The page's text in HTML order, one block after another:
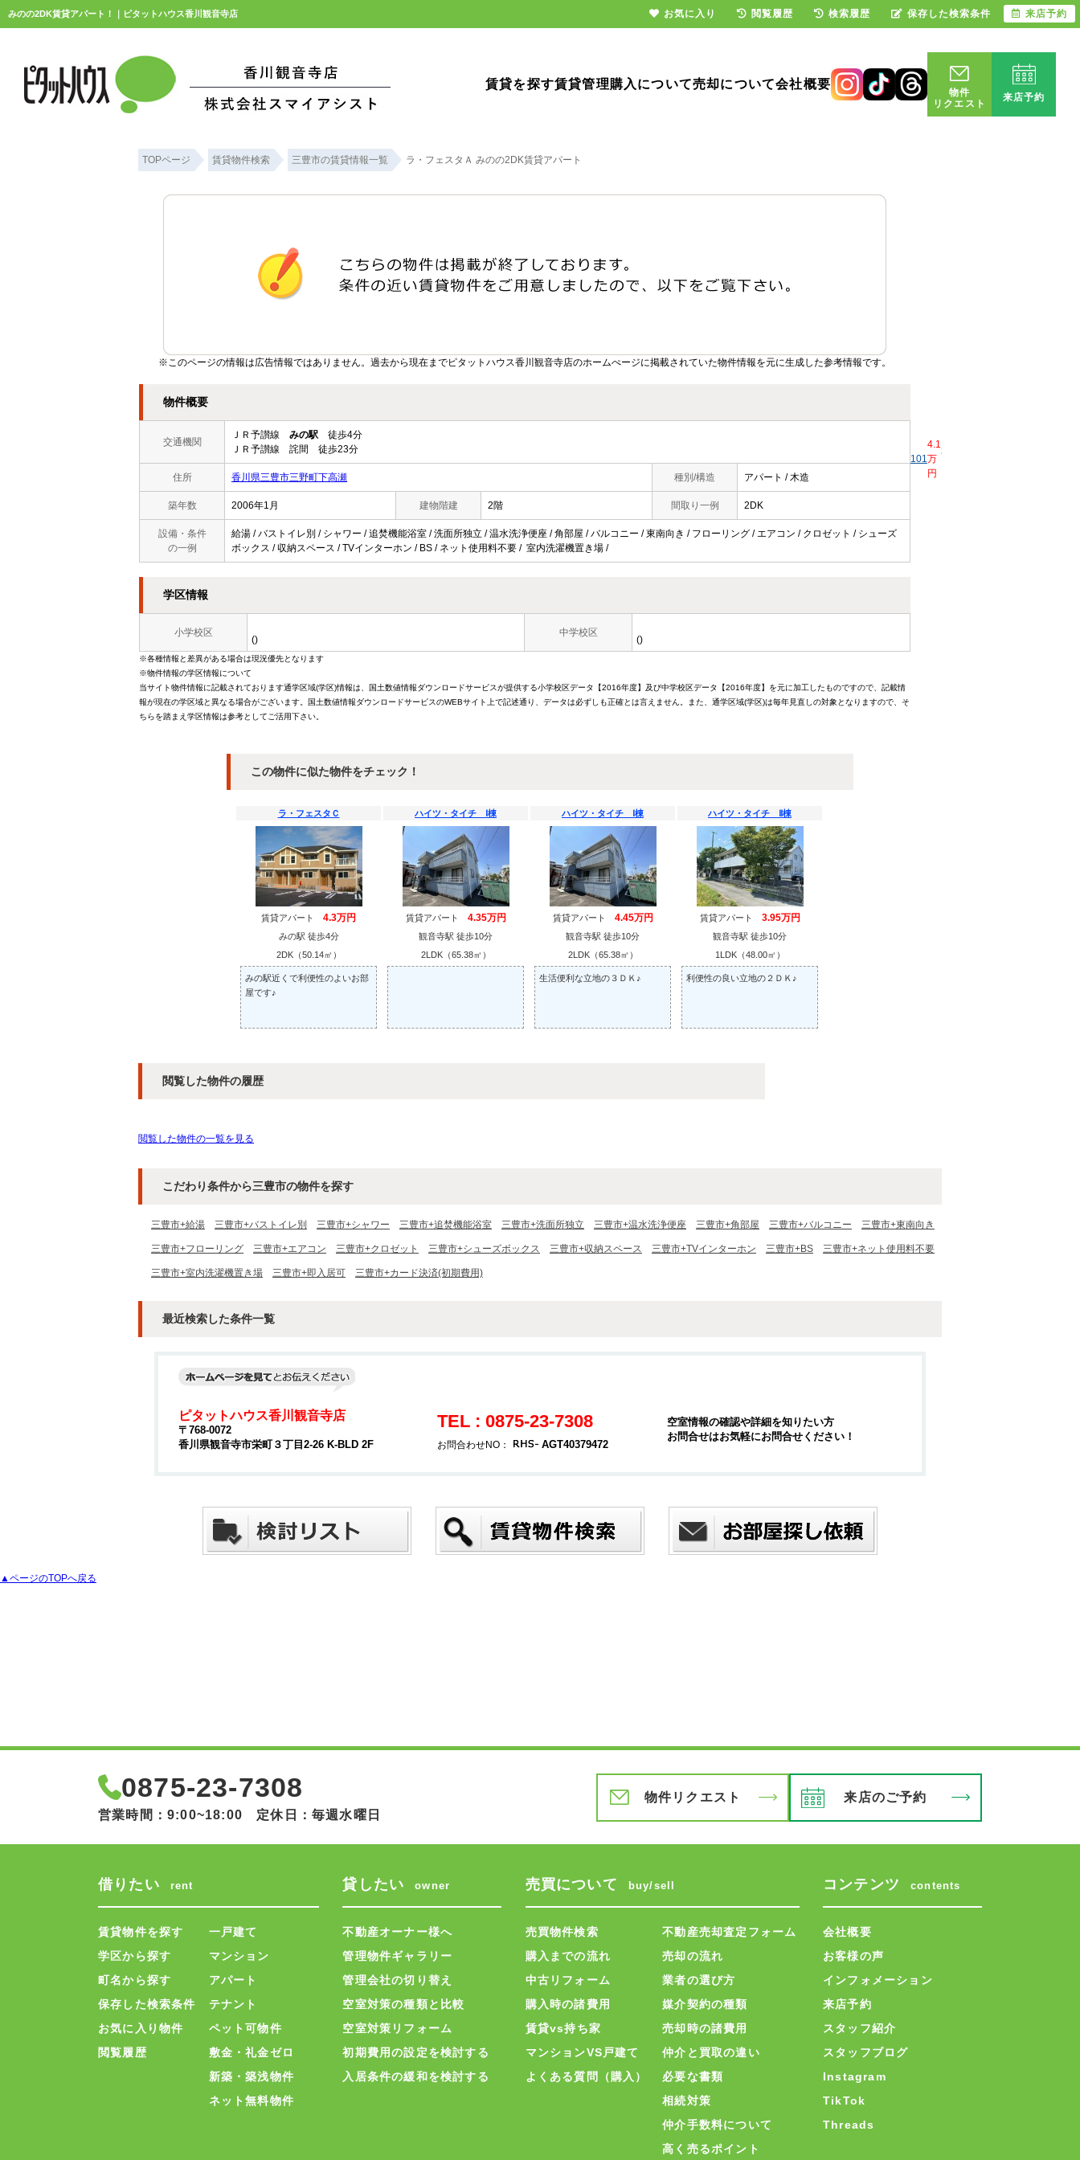
みのの2DK賃貸アパート！｜ピタットハウス香川観音寺店
賃貸を探す賃貸管理購入について売却について会社概要
物件
リクエスト
来店予約
TOPページ 賃貸物件検索 三豊市の賃貸情報一覧 ラ・フェスタＡ みのの2DK賃貸アパート
※このページの情報は広告情報ではありません。過去から現在までピタットハウス香川観音寺店のホームぺージに掲載されていた物件情報を元に生成した参考情報です。
物件概要
交通機関
ＪＲ予讃線 みの駅 徒歩4分
ＪＲ予讃線 詫間 徒歩23分
住所 香川県三豊市三野町下高瀬 種別/構造 アパート / 木造
築年数 2006年1月 建物階建 2階 間取り一例 2DK
設備・条件
の一例
給湯 / バストイレ別 / シャワー / 追焚機能浴室 / 洗面所独立 / 温水洗浄便座 / 角部屋 / バルコニー / 東南向き / フローリング / エアコン / クロゼット / シューズ
ボックス / 収納スペース / TVインターホン / BS / ネット使用料不要 / 室内洗濯機置き場 /
学区情報
小学校区
()
中学校区
()
※各種情報と差異がある場合は現況優先となります
※物件情報の学区情報について
当サイト物件情報に記載されております通学区域(学区)情報は、国土数値情報ダウンロードサービスが提供する小学校区データ【2016年度】及び中学校区データ【2016年度】を元に加工したものですので、記載情
報が現在の学区域と異なる場合がございます。国土数値情報ダウンロードサービスのWEBサイト上で記述通り、データは必ずしも正確とは言えません。また、通学区域(学区)は毎年見直しの対象となりますので、そ
ちらを踏まえ学区情報は参考としてご活用下さい。
101
4.1
万
円
3,750
この物件に似た物件をチェック！
ラ・フェスタＣ
賃貸アパート 4.3万円
みの駅 徒歩4分
2DK（50.14㎡）
みの駅近くで利便性のよいお部
屋です♪
ハイツ・タイチ Ⅰ棟
賃貸アパート 4.35万円
観音寺駅 徒歩10分
2LDK（65.38㎡）
ハイツ・タイチ Ⅰ棟
賃貸アパート 4.45万円
観音寺駅 徒歩10分
2LDK（65.38㎡）
生活便利な立地の３ＤＫ♪
ハイツ・タイチ Ⅱ棟
賃貸アパート 3.95万円
観音寺駅 徒歩10分
1LDK（48.00㎡）
利便性の良い立地の２ＤＫ♪
閲覧した物件の履歴
閲覧した物件の一覧を見る
こだわり条件から三豊市の物件を探す
三豊市+給湯 三豊市+バストイレ別 三豊市+シャワー 三豊市+追焚機能浴室 三豊市+洗面所独立 三豊市+温水洗浄便座 三豊市+角部屋 三豊市+バルコニー 三豊市+東南向き
三豊市+フローリング 三豊市+エアコン 三豊市+クロゼット 三豊市+シューズボックス 三豊市+収納スペース 三豊市+TVインターホン 三豊市+BS 三豊市+ネット使用料不要
三豊市+室内洗濯機置き場 三豊市+即入居可 三豊市+カード決済(初期費用)
最近検索した条件一覧
ピタットハウス香川観音寺店
〒768-0072
香川県観音寺市栄町３丁目2-26 K-BLD 2F
TEL : 0875-23-7308
お問合わせNO： AGT40379472
空室情報の確認や詳細を知りたい方
お問合せはお気軽にお問合せください！
▲ページのTOPへ戻る
0875-23-7308
営業時間：9:00~18:00 定休日：毎週水曜日
物件リクエスト 来店のご予約
借りたい rent
賃貸物件を探す
学区から探す
町名から探す
保存した検索条件
お気に入り物件
閲覧履歴
一戸建て
マンション
アパート
テナント
ペット可物件
敷金・礼金ゼロ
新築・築浅物件
ネット無料物件
貸したい owner
不動産オーナー様へ
管理物件ギャラリー
管理会社の切り替え
空室対策の種類と比較
空室対策リフォーム
初期費用の設定を検討する
入居条件の緩和を検討する
売買について buy/sell
売買物件検索
購入までの流れ
中古リフォーム
購入時の諸費用
賃貸vs持ち家
マンションVS戸建て
よくある質問（購入）
不動産売却査定フォーム
売却の流れ
業者の選び方
媒介契約の種類
売却時の諸費用
仲介と買取の違い
必要な書類
相続対策
仲介手数料について
高く売るポイント
コンテンツ contents
会社概要
お客様の声
インフォメーション
来店予約
スタッフ紹介
スタッフブログ
Instagram
TikTok
Threads
お気に入り 閲覧履歴 検索履歴 保存した検索条件 来店予約